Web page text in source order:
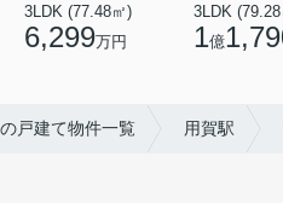
3LDK (77.48㎡)
6,299万円
3LDK
1億
戸建て物件一覧 用賀駅